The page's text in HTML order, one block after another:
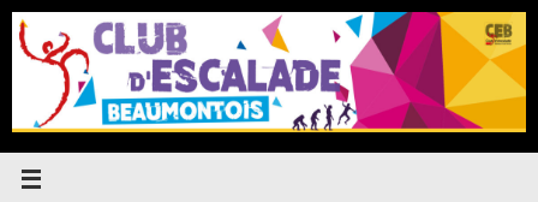
Passer
contenu